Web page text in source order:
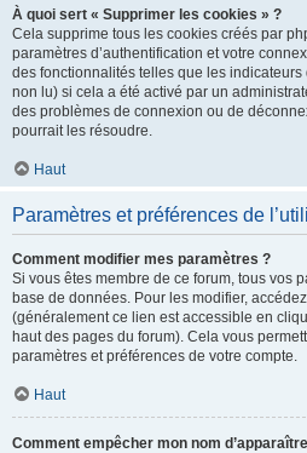
À quoi sert « Supprimer les cookies » ?
Cela supprime tous les cookies créés par
paramètres d’authentification et votre
des fonctionnalités telles que les
non lu) si cela a été activé par un
des problèmes de connexion ou de
pourrait les résoudre.
Haut
Paramètres et préférences de
Comment modifier mes paramètres ?
Si vous êtes membre de ce forum, tous vos
base de données. Pour les modifier,
(généralement ce lien est accessible en
haut des pages du forum). Cela vous
paramètres et préférences de votre compte.
Haut
Comment empêcher mon nom